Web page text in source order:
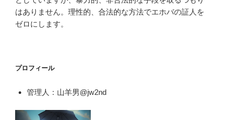
はありません。理性的、合法的な方法でエホバの証人を
ゼロにします。
プロフィール
管理人：山羊男@jw2nd